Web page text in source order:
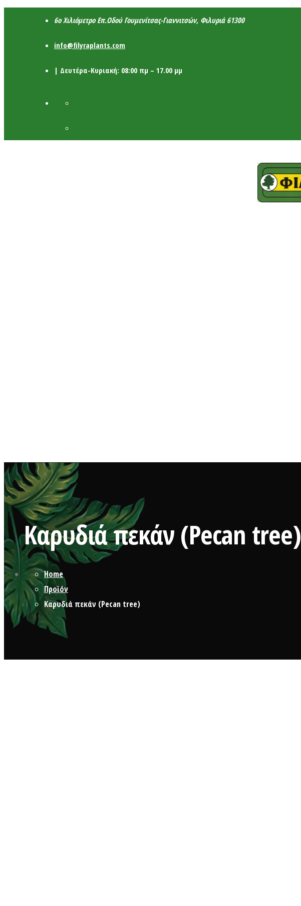
6ο Χιλιόμετρο Επ.Οδού Γουμενίτσας-Γιαννιτσών, Φιλυριά 61300
info@filyraplants.com
| Δευτέρα-Κυριακή: 08:00 πμ – 17.00 μμ
Καρυδιά πεκάν (Pecan tree)
Home
Προϊόν
Καρυδιά πεκάν (Pecan tree)